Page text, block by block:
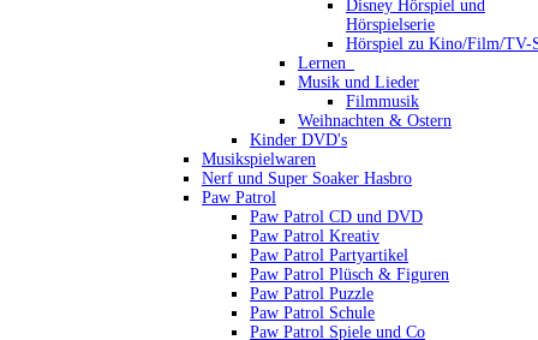
Disney Hörspiel und
Hörspielserie
Hörspiel zu Kino/Film/TV-
Lernen_
Musik und Lieder
Filmmusik
Weihnachten & Ostern
Kinder DVD's
Musikspielwaren
Nerf und Super Soaker Hasbro
Paw Patrol
Paw Patrol CD und DVD
Paw Patrol Kreativ
Paw Patrol Partyartikel
Paw Patrol Plüsch & Figuren
Paw Patrol Puzzle
Paw Patrol Schule
Paw Patrol Spiele und Co